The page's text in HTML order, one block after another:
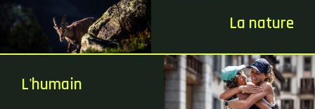
La nature
L'humain